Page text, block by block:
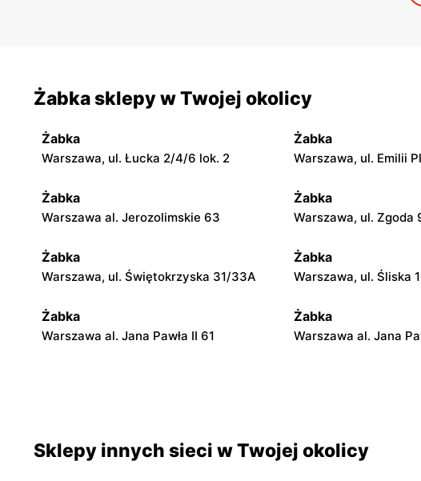
Żabka sklepy w Twojej okolicy
Żabka
Warszawa, ul. Łucka 2/4/6 lok. 2
Żabka
Warszawa, ul. Emilii
Żabka
Warszawa al. Jerozolimskie 63
Żabka
Warszawa, ul. Zgoda
Żabka
Warszawa, ul. Świętokrzyska 31/33A
Żabka
Warszawa, ul. Śliska
Żabka
Warszawa al. Jana Pawła II 61
Żabka
Warszawa al. Jana
Żabka Żabka
Sklepy innych sieci w Twojej okolicy